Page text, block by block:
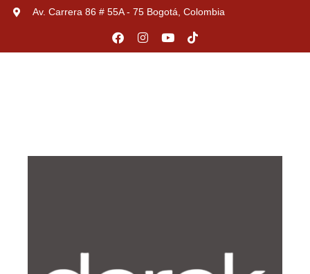
Av. Carrera 86 # 55A - 75 Bogotá, Colombia